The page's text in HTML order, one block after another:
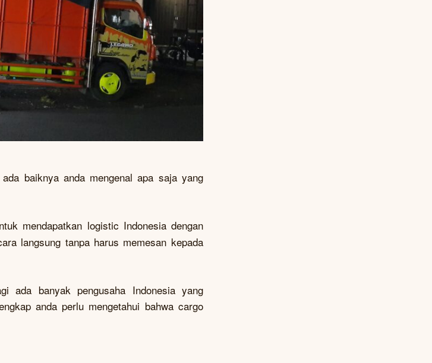
baiknya anda mengenal apa saja yang
mendapatkan logistic Indonesia dengan
langsung tanpa harus memesan kepada
ada banyak pengusaha Indonesia yang
anda perlu mengetahui bahwa cargo